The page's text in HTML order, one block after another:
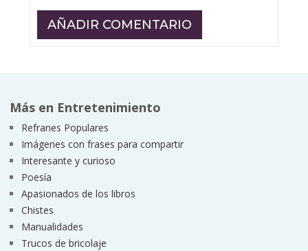
Más en Entretenimiento
Refranes Populares
Imágenes con frases para compartir
Interesante y curioso
Poesía
Apasionados de los libros
Chistes
Manualidades
Trucos de bricolaje